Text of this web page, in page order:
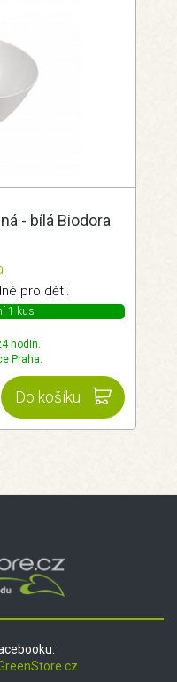
- bílá Biodora
pro děti.
1 kus
hodin.
Praha.
Do košíku